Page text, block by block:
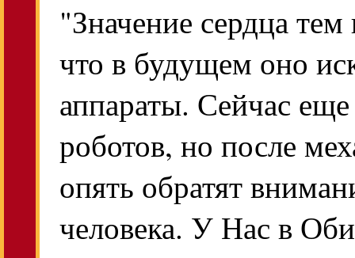
"Значение сердца тем
что в будущем оно
аппараты. Сейчас
роботов, но после
опять обратят
человека. У Нас в